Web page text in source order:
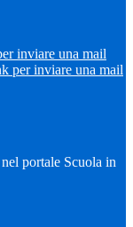
inviare una mail
per inviare una mail
portale Scuola in